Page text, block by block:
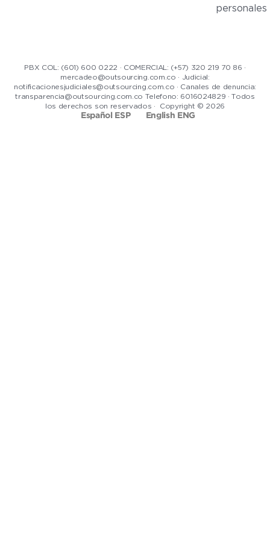
personales
PBX COL: (601) 600 0222 · COMERCIAL: (+57) 320 219 70 86 ·
mercadeo@outsourcing.com.co · Judicial:
notificacionesjudiciales@outsourcing.com.co · Canales de denuncia:
transparencia@outsourcing.com.co Telefono: 6016024829 · Todos
los derechos son reservados · Copyright © 2026
Español ESP English ENG